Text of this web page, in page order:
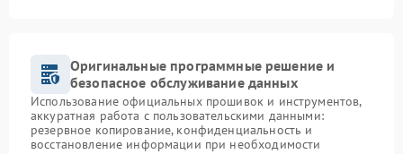
Оригинальные программные решение и
безопасное обслуживание данных
Использование официальных прошивок и инструментов,
аккуратная работа с пользовательскими данными:
резервное копирование, конфиденциальность и
восстановление информации при необходимости